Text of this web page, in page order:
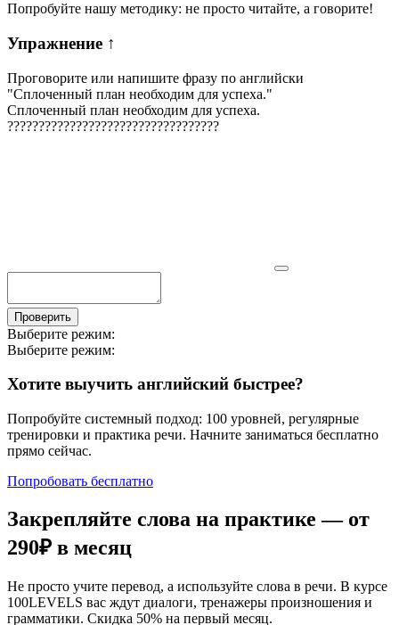
Попробуйте нашу методику: не просто читайте, а говорите!
Упражнение ↑
Проговорите или напишите фразу по английски
"Сплоченный план необходим для успеха."
Сплоченный план необходим для успеха.
??????????????????????????????????
Проверить
Выберите режим:
Выберите режим:
Хотите выучить английский быстрее?
Попробуйте системный подход: 100 уровней, регулярные
тренировки и практика речи. Начните заниматься бесплатно
прямо сейчас.
Попробовать бесплатно
Закрепляйте слова на практике — от
290₽ в месяц
Не просто учите перевод, а используйте слова в речи. В курсе
100LEVELS вас ждут диалоги, тренажеры произношения и
грамматики. Скидка 50% на первый месяц.